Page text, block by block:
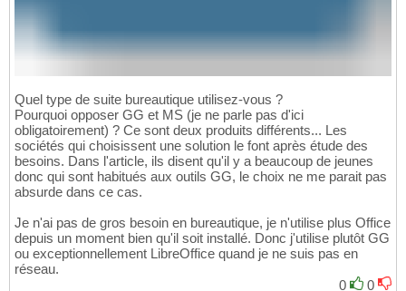
Quel type de suite bureautique utilisez-vous ?
Pourquoi opposer GG et MS (je ne parle pas d'ici
obligatoirement) ? Ce sont deux produits différents... Les
sociétés qui choisissent une solution le font après étude des
besoins. Dans l'article, ils disent qu'il y a beaucoup de jeunes
donc qui sont habitués aux outils GG, le choix ne me parait pas
absurde dans ce cas.
Je n'ai pas de gros besoin en bureautique, je n'utilise plus Office
depuis un moment bien qu'il soit installé. Donc j'utilise plutôt GG
ou exceptionnellement LibreOffice quand je ne suis pas en
réseau.
0
0